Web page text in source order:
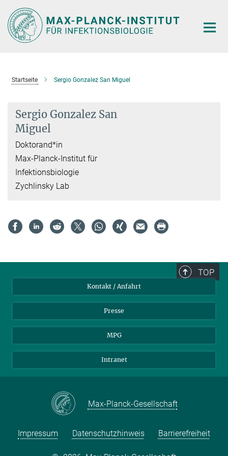
Hauptinhalt
Startseite Sergio Gonzalez San Miguel
Sergio Gonzalez San
Miguel
Doktorand*in
Max-Planck-Institut für
Infektionsbiologie
Zychlinsky Lab
TOP
Kontakt / Anfahrt
Presse
MPG
Intranet
Max-Planck-Gesellschaft
Impressum Datenschutzhinweis Barrierefreiheit